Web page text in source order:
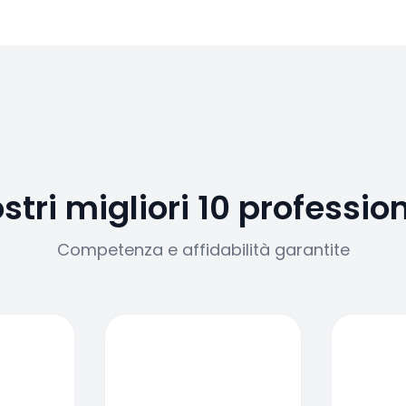
migliori 10
Competenza e affidabilità garantite